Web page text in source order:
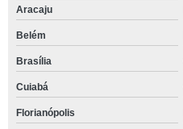
Aracaju
Belém
Brasília
Cuiabá
Florianópolis